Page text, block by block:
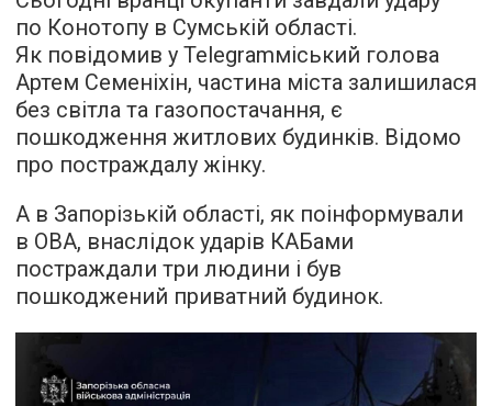
по Конотопу в Сумській області.
Як повідомив у Telegramміський голова
Артем Семеніхін, частина міста залишилася
без світла та газопостачання, є
пошкодження житлових будинків. Відомо
про постраждалу жінку.
А в Запорізькій області, як поінформували
в ОВА, внаслідок ударів КАБами
постраждали три людини і був
пошкоджений приватний будинок.